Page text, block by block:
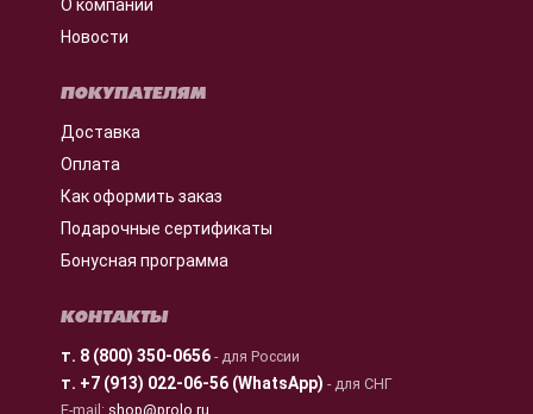
О компании
Новости
ПОКУПАТЕЛЯМ
Доставка
Оплата
Как оформить заказ
Подарочные сертификаты
Бонусная программа
КОНТАКТЫ
т. 8 (800) 350-0656- для России
т. +7 (913) 022-06-56 (WhatsApp) - для СНГ
E-mail: shop@prolo.ru